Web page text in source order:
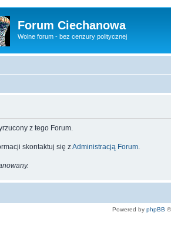
Forum Ciechanowa
Wolne forum - bez cenzury politycznej
z tego Forum.
skontaktuj się zAdministracją Forum
Powered by phpBB